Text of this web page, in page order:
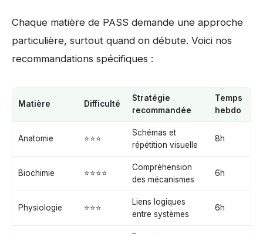
Chaque matière de PASS demande une approche
particulière, surtout quand on débute. Voici nos
recommandations spécifiques :
Matière Difficulté
Stratégie
recommandée
Temps
hebdo
Anatomie ⭐⭐⭐
Schémas et
répétition visuelle
8h
Biochimie ⭐⭐⭐⭐
Compréhension
des mécanismes
6h
Physiologie ⭐⭐⭐
Liens logiques
entre systèmes
6h